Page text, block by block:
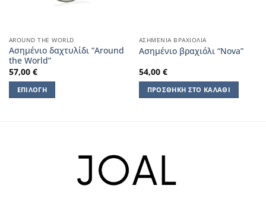
AROUND THE WORLD
Ασημένιο δαχτυλίδι “Around
the World”
57,00 €
ΕΠΙΛΟΓΉ
ΑΣΗΜΈΝΙΑ ΒΡΑΧΙΌΛΙΑ
Aσημένιο βραχιόλι “Nova”
54,00 €
ΠΡΟΣΘΉΚΗ ΣΤΟ ΚΑΛΆΘΙ